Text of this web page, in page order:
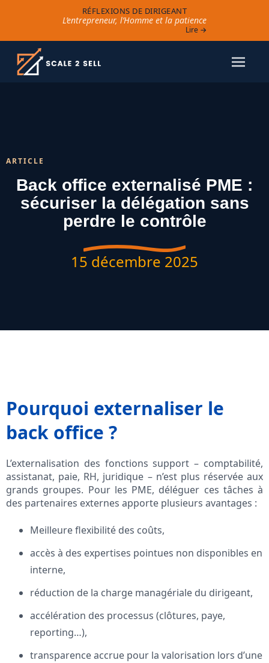
RÉFLEXIONS DE DIRIGEANT
L’entrepreneur, l’Homme et la patience
Lire →
ARTICLE
Back office externalisé PME :
sécuriser la délégation sans
perdre le contrôle
15 décembre 2025
Pourquoi externaliser le
back office ?
L’externalisation des fonctions support – comptabilité,
assistanat, paie, RH, juridique – n’est plus réservée aux
grands groupes. Pour les PME, déléguer ces tâches à
des partenaires externes apporte plusieurs avantages :
Meilleure flexibilité des coûts,
accès à des expertises pointues non disponibles en
interne,
réduction de la charge managériale du dirigeant,
accélération des processus (clôtures, paye,
reporting…),
transparence accrue pour la valorisation lors d’une